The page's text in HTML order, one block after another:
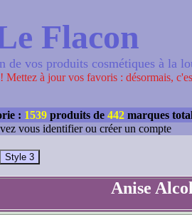
Flacon
de vos produits cosmétiques à la
Mettez à jour vos favoris : désormais,
: 1539 produits de 442 marques
vous identifier ou créer un compte
Anise